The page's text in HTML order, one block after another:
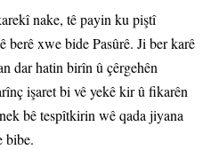
nake, tê payin ku piştî
xwe bide Pasûrê. Ji ber karê
dar hatin birîn û çêrgehên
işaret bi vê yekê kir û fikarên
bê tespîtkirin wê qada jiyana
bibe.